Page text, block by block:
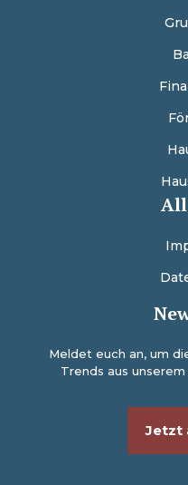
Meldet euch an, um
Trends aus
Jetzt